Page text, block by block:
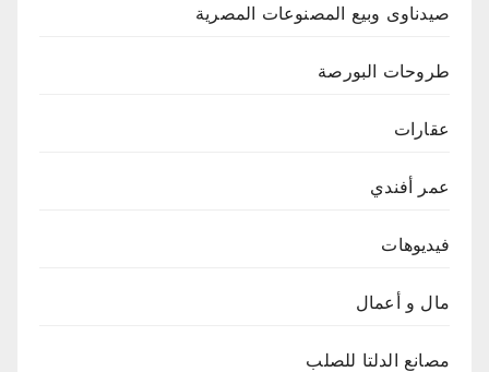
صيدناوى وبيع المصنوعات المصرية
طروحات البورصة
عقارات
عمر أفندي
فيديوهات
مال و أعمال
مصانع الدلتا للصلب